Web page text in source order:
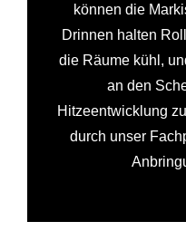
können die
Drinnen halten
die Räume kühl,
an den
Hitzeentwicklung
durch unser